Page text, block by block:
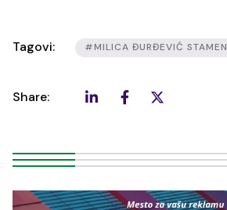
Tagovi: #MILICA ĐURĐEVIĆ
Share: